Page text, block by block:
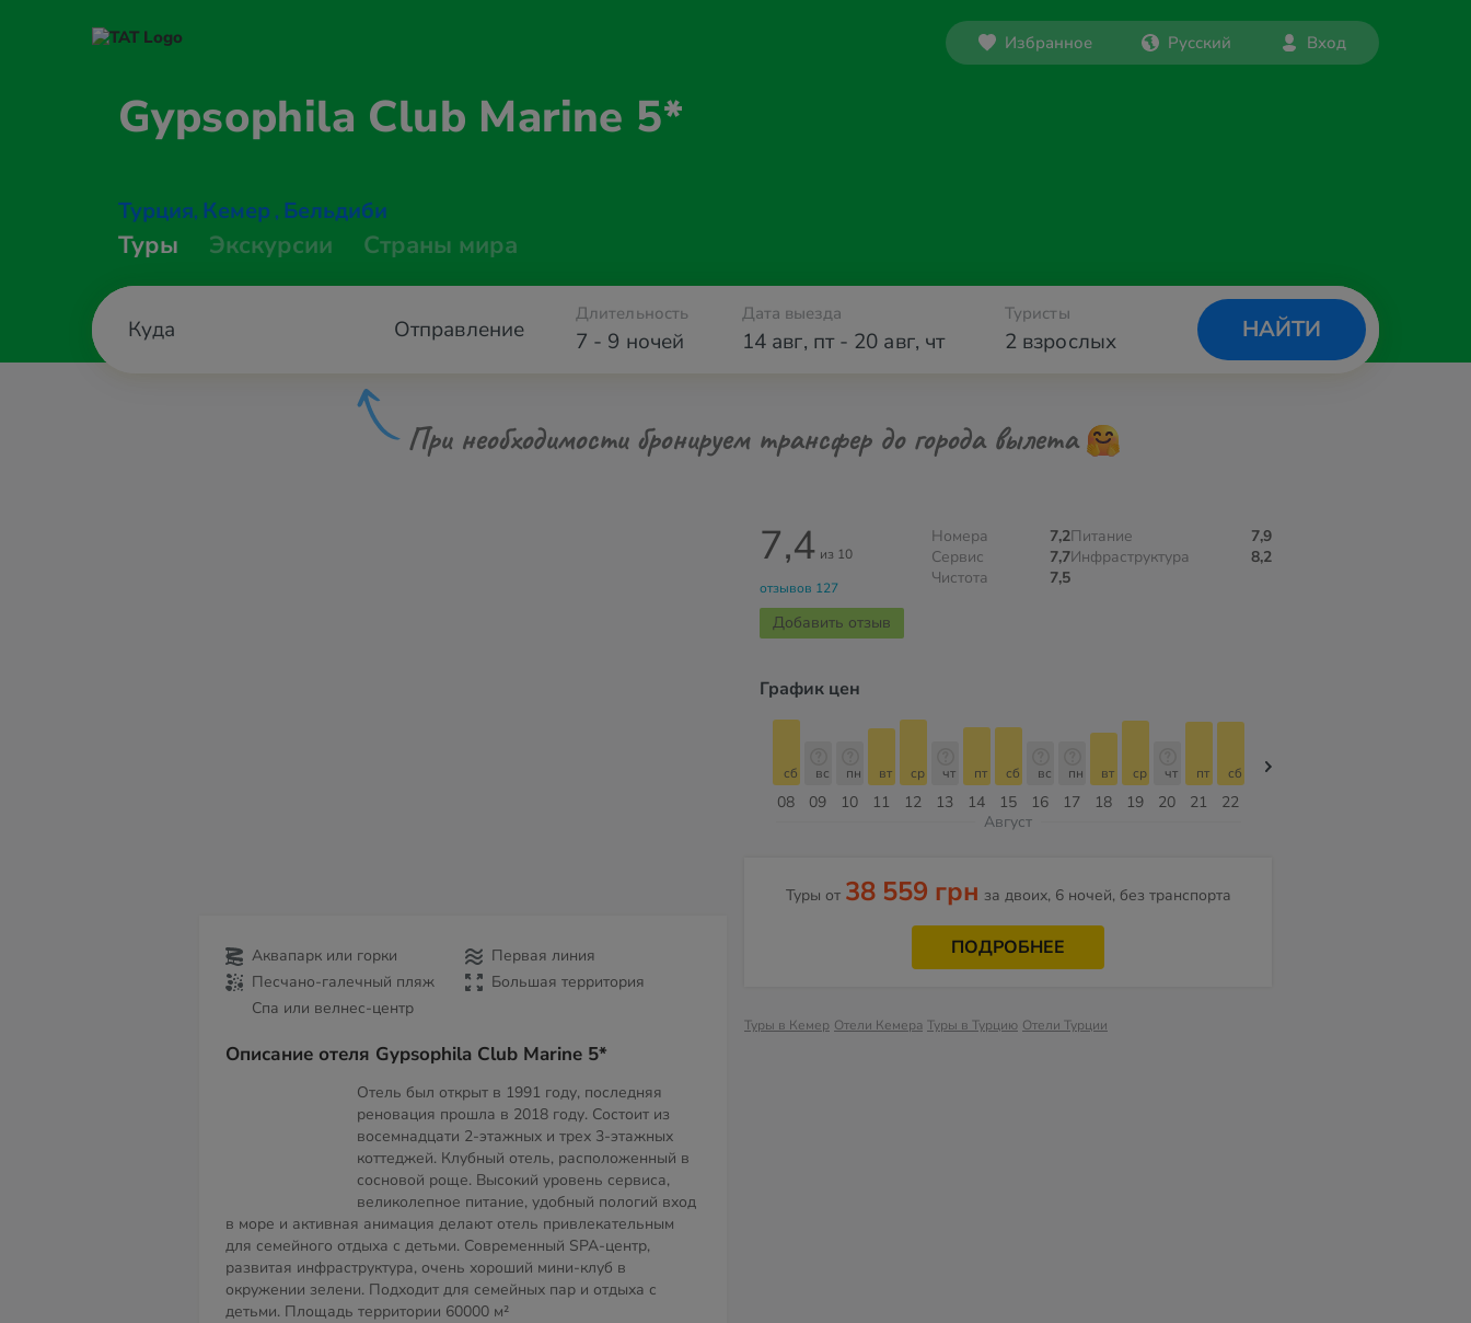
Избранное Русский Вход
Gypsophila Club Marine 5*
Турция, Кемер , Бельдиби
Туры Экскурсии Страны мира
Отправление 7 - 9 ночей
Длительность Дата выезда
14 авг, пт- 20 авг, чт 2 взрослых
Туристы
НАЙТИ
При необходимости бронируем трансфер до города вылета
Аквапарк или горки
Первая линия
Песчано-галечный пляж
Большая территория
Спа или велнес-центр
Описание отеля Gypsophila Club Marine 5*
Отель был открыт в 1991 году, последняя
реновация прошла в 2018 году. Состоит из
восемнадцати 2-этажных и трех 3-этажных
коттеджей. Клубный отель, расположенный в
сосновой роще. Высокий уровень сервиса,
великолепное питание, удобный пологий вход
в море и активная анимация делают отель привлекательным
для семейного отдыха с детьми. Современный SPA-центр,
развитая инфраструктура, очень хороший мини-клуб в
окружении зелени. Подходит для семейных пар и отдыха с
детьми. Площадь территории 60000 м²
7,4 из 10
отзывов 127
Добавить отзыв
Номера
7,2
Сервис
7,7
Чистота
7,5
Питание
7,9
Инфраструктура
8,2
График цен
08
сб
09
вс
10
пн
11
вт
12
ср
13
чт
14
пт
15
сб
16
вс
17
пн
18
вт
19
ср
20
чт
21
пт
22
сб
Август
Туры от 38 559 грн за двоих, 6 ночей, без транспорта
ПОДРОБНЕЕ
Туры в Кемер Отели Кемера Туры в Турцию Отели Турции